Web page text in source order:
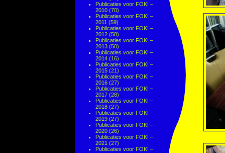
Publicaties voor FOK! –
2010 (70)
Publicaties voor FOK! –
2011 (59)
Publicaties voor FOK! –
2012 (58)
Publicaties voor FOK! –
2013 (50)
Publicaties voor FOK! –
2014 (16)
Publicaties voor FOK! –
2015 (21)
Publicaties voor FOK! –
2016 (27)
Publicaties voor FOK! –
2017 (28)
Publicaties voor FOK! –
2018 (27)
Publicaties voor FOK! –
2019 (27)
Publicaties voor FOK! –
2020 (26)
Publicaties voor FOK! –
2021 (27)
Publicaties voor FOK! –